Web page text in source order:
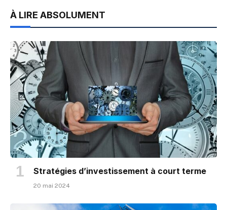
À LIRE ABSOLUMENT
Stratégies d’investissement à court terme
20 mai 2024